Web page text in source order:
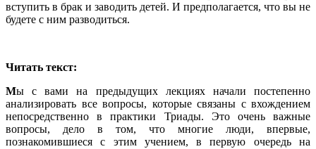
вступить в брак и заводить детей. И предполагается, что вы не
будете с ним разводиться.
Читать текст:
Мы с вами на предыдущих лекциях начали постепенно
анализировать все вопросы, которые связаны с вхождением
непосредственно в практики Триады. Это очень важные
вопросы, дело в том, что многие люди, впервые,
познакомившиеся с этим учением, в первую очередь на